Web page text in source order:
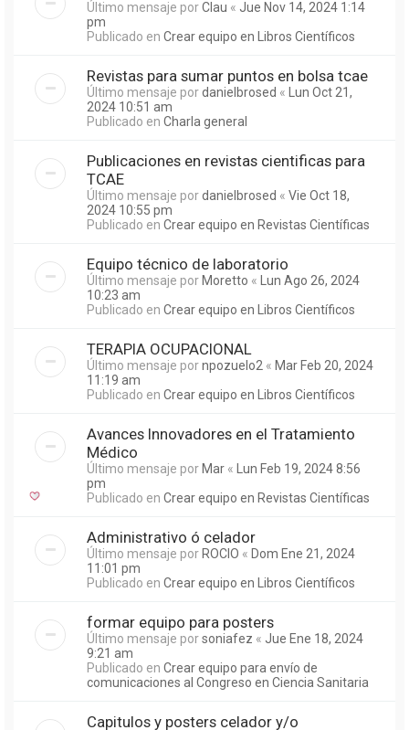
Último mensaje porClau « Jue Nov 14, 2024 1:14
pm
Publicado en Crear equipo en Libros Científicos
Revistas para sumar puntos en bolsa tcae
Último mensaje pordanielbrosed « Lun Oct 21,
2024 10:51 am
Publicado en Charla general
Publicaciones en revistas cientificas para
TCAE
Último mensaje pordanielbrosed « Vie Oct 18,
2024 10:55 pm
Publicado en Crear equipo en Revistas Científicas
Equipo técnico de laboratorio
Último mensaje por Moretto « Lun Ago 26, 2024
10:23 am
Publicado en Crear equipo en Libros Científicos
TERAPIA OCUPACIONAL
Último mensaje pornpozuelo2 « Mar Feb 20, 2024
11:19 am
Publicado en Crear equipo en Libros Científicos
Avances Innovadores en el Tratamiento
Médico
Último mensaje por Mar « Lun Feb 19, 2024 8:56
pm
Publicado en Crear equipo en Revistas Científicas
Administrativo ó celador
Último mensaje por ROCIO « Dom Ene 21, 2024
11:01 pm
Publicado en Crear equipo en Libros Científicos
formar equipo para posters
Último mensaje porsoniafez « Jue Ene 18, 2024
9:21 am
Publicado en Crear equipo para envío de
comunicaciones al Congreso en Ciencia Sanitaria
Capitulos y posters celador y/o